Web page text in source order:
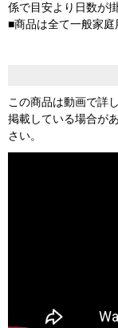
係で目安より日数が
■商品は全て一般家庭
この商品は動画で詳
掲載している場合が
さい。